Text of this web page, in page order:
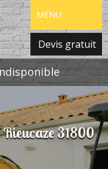
MENU
Devis gratuit
31800